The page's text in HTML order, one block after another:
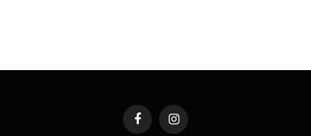
FacebookInstagram